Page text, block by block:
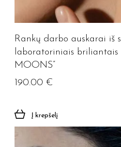
Rankų darbo auskarai iš
laboratoriniais briliantais
MOONS”
190.00 €
Į krepšelį